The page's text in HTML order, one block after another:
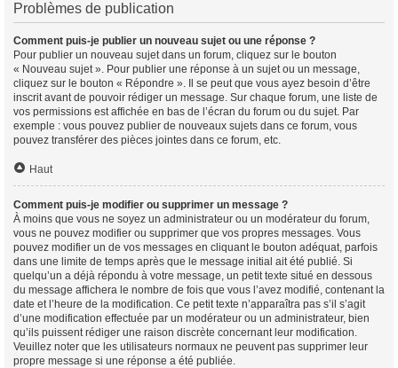
Problèmes de publication
Comment puis-je publier un nouveau sujet ou une réponse ?
Pour publier un nouveau sujet dans un forum, cliquez sur le bouton
« Nouveau sujet ». Pour publier une réponse à un sujet ou un message,
cliquez sur le bouton « Répondre ». Il se peut que vous ayez besoin d’être
inscrit avant de pouvoir rédiger un message. Sur chaque forum, une liste de
vos permissions est affichée en bas de l’écran du forum ou du sujet. Par
exemple : vous pouvez publier de nouveaux sujets dans ce forum, vous
pouvez transférer des pièces jointes dans ce forum, etc.
Haut
Comment puis-je modifier ou supprimer un message ?
À moins que vous ne soyez un administrateur ou un modérateur du forum,
vous ne pouvez modifier ou supprimer que vos propres messages. Vous
pouvez modifier un de vos messages en cliquant le bouton adéquat, parfois
dans une limite de temps après que le message initial ait été publié. Si
quelqu’un a déjà répondu à votre message, un petit texte situé en dessous
du message affichera le nombre de fois que vous l’avez modifié, contenant la
date et l’heure de la modification. Ce petit texte n’apparaîtra pas s’il s’agit
d’une modification effectuée par un modérateur ou un administrateur, bien
qu’ils puissent rédiger une raison discrète concernant leur modification.
Veuillez noter que les utilisateurs normaux ne peuvent pas supprimer leur
propre message si une réponse a été publiée.